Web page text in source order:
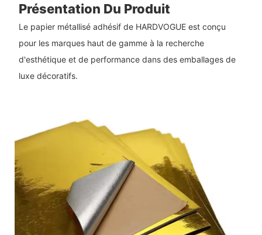
Présentation Du Produit
Le papier métallisé adhésif de HARDVOGUE est conçu
pour les marques haut de gamme à la recherche
d'esthétique et de performance dans des emballages de
luxe décoratifs.